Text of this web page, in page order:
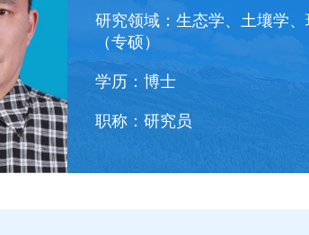
研究领域： 生态学、土壤学
（专硕）
学历： 博士
职称： 研究员